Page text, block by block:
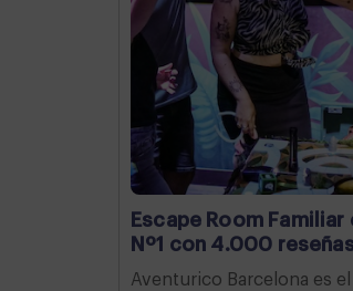
Escape Room Familiar
Nº1 con 4.000
Aventurico Barcelona es